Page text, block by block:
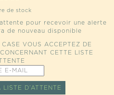
de stock
pour recevoir une alerte
de nouveau disponible
VOUS ACCEPTEZ DE
CETTE LISTE
D’ATTENTE